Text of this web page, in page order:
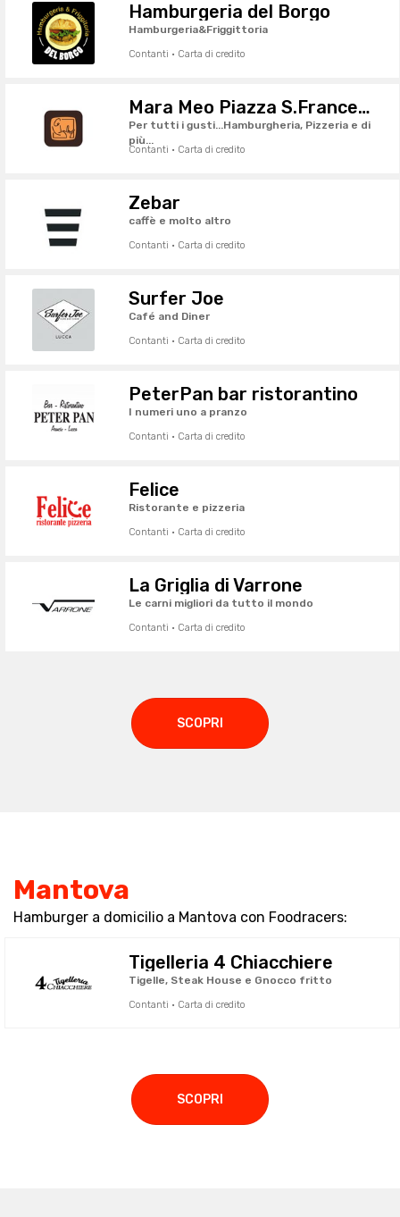
Hamburgeria del Borgo
Hamburgeria&Friggittoria
Contanti · Carta di credito
Mara Meo Piazza S.Francesco
Per tutti i gusti...Hamburgheria, Pizzeria e di
più...
Contanti · Carta di credito
Zebar
caffè e molto altro
Contanti · Carta di credito
Surfer Joe
Café and Diner
Contanti · Carta di credito
PeterPan bar ristorantino
I numeri uno a pranzo
Contanti · Carta di credito
Felice
Ristorante e pizzeria
Contanti · Carta di credito
La Griglia di Varrone
Le carni migliori da tutto il mondo
Contanti · Carta di credito
SCOPRI
Mantova
Hamburger a domicilio a Mantova con Foodracers:
Tigelleria 4 Chiacchiere
Tigelle, Steak House e Gnocco fritto
Contanti · Carta di credito
SCOPRI